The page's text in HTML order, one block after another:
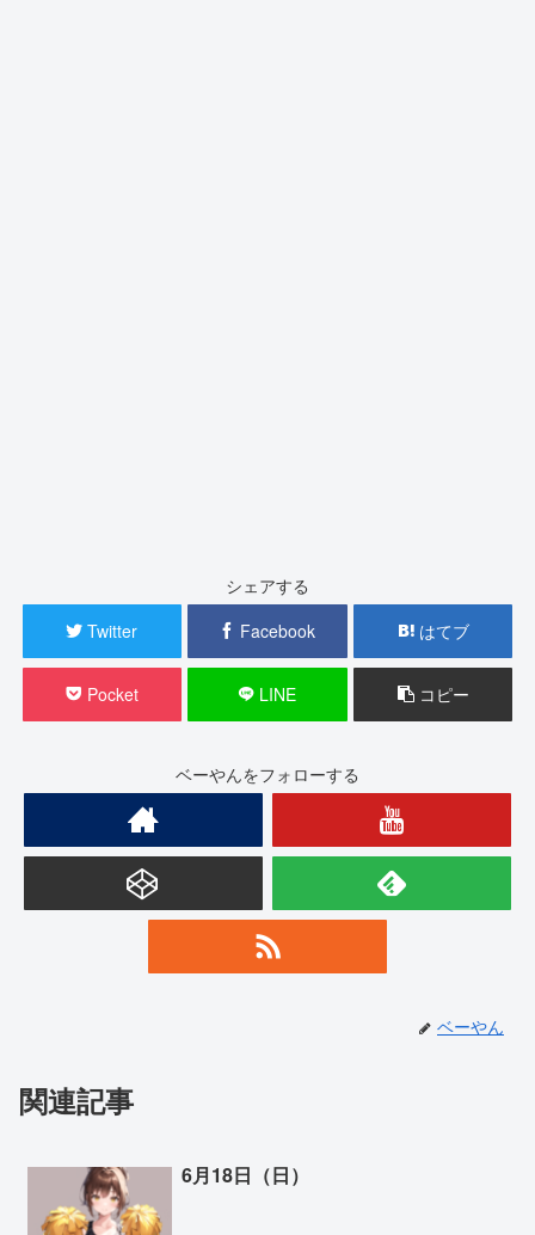
シェアする
Twitter
Facebook はてブ
Pocket LINE コピー
ベーやんをフォローする
ベーやん
関連記事
6月18日（日）